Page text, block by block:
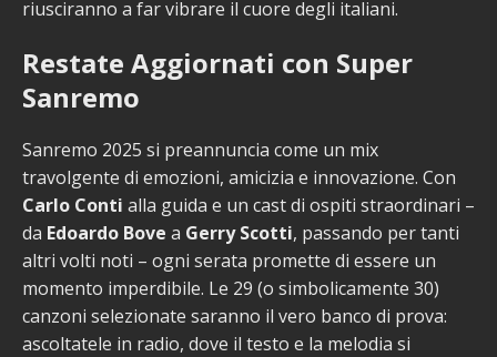
riusciranno a far vibrare il cuore degli italiani.
Restate Aggiornati con Super
Sanremo
Sanremo 2025 si preannuncia come un mix
travolgente di emozioni, amicizia e innovazione. Con
Carlo Conti alla guida e un cast di ospiti straordinari –
da Edoardo Bove a Gerry Scotti, passando per tanti
altri volti noti – ogni serata promette di essere un
momento imperdibile. Le 29 (o simbolicamente 30)
canzoni selezionate saranno il vero banco di prova:
ascoltatele in radio, dove il testo e la melodia si